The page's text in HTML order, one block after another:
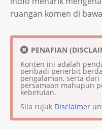
ruangan komen di
PENAFIAN
Konten ini adalah
peribadi penerbit
pengalaman, serta
persamaan mahupun
kebetulan.
Sila rujuk Disclaimer